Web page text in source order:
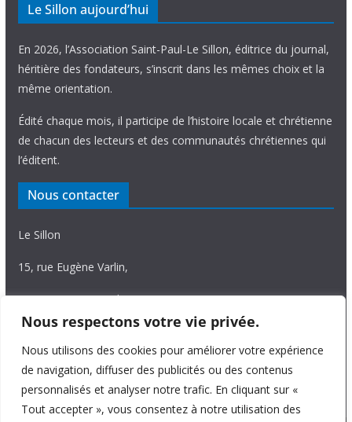
Nous respectons votre vie privée.
Nous utilisons des cookies pour améliorer votre expérience
de navigation, diffuser des publicités ou des contenus
personnalisés et analyser notre trafic. En cliquant sur «
Tout accepter », vous consentez à notre utilisation des
Le Sillon aujourd’hui
En 2026, l’Association Saint-Paul-Le Sillon, éditrice du journal,
héritière des fondateurs, s’inscrit dans les mêmes choix et la
même orientation.
Édité chaque mois, il participe de l’histoire locale et chrétienne
de chacun des lecteurs et des communautés chrétiennes qui
l’éditent.
Nous contacter
Le Sillon
15, rue Eugène Varlin,
87036 Limoges Cedex.
Tél. 05 55 06 14 15
Nous écrire